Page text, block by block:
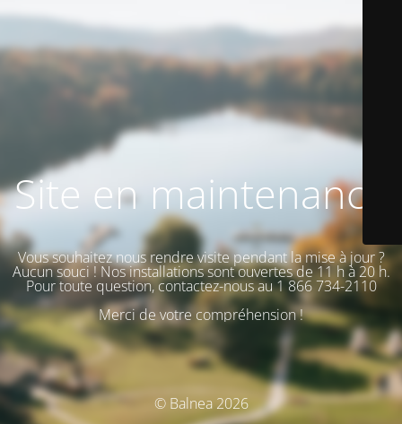
Site en maintenance
Vous souhaitez nous rendre visite pendant la mise à jour ?
Aucun souci ! Nos installations sont ouvertes de 11 h à 20 h.
Pour toute question, contactez-nous au 1 866 734-2110
Merci de votre compréhension !
© Balnea 2026